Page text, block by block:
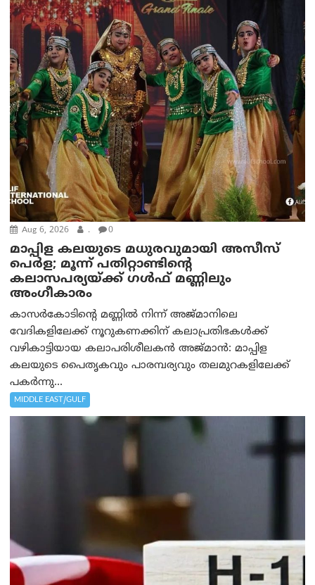
Aug 6, 2026 . 0
മാപ്പിള കലയുടെ മധുരവുമായി അസീസ്
പെർള; മൂന്ന് പതിറ്റാണ്ടിന്റെ
കലാസപര്യയ്ക്ക് ഗൾഫ് മണ്ണിലും
അംഗീകാരം
കാസർകോടിന്റെ മണ്ണിൽ നിന്ന് അജ്മാനിലെ
വേദികളിലേക്ക് നൂറുകണക്കിന് കലാപ്രതിഭകൾക്ക്
വഴികാട്ടിയായ കലാപരിശീലകൻ അജ്മാൻ: മാപ്പിള
കലയുടെ പൈതൃകവും പാരമ്പര്യവും തലമുറകളിലേക്ക്
പകർന്നു...
MIDDLE EAST/GULF